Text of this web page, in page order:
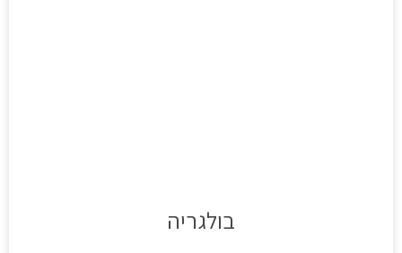
בולגריה